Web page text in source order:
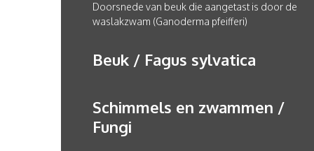
Doorsnede van beuk die aangetast is door de
waslakzwam (Ganoderma pfeifferi)
Beuk / Fagus sylvatica
Schimmels en zwammen /
Fungi